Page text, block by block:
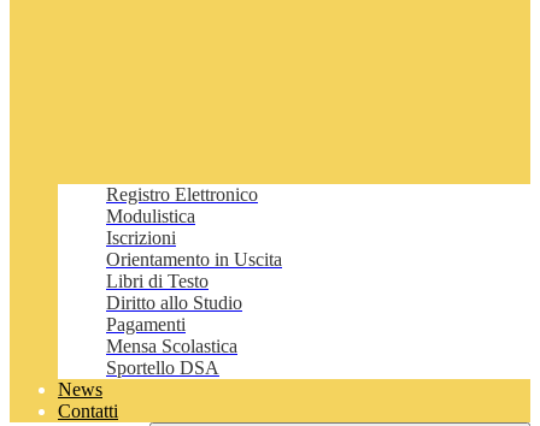
Registro Elettronico
Modulistica
Iscrizioni
Orientamento in Uscita
Libri di Testo
Diritto allo Studio
Pagamenti
Mensa Scolastica
Sportello DSA
News
Contatti